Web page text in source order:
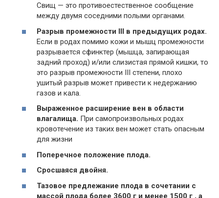
Свищ — это противоестественное сообщение
между двумя соседними полыми органами.
Разрыв промежности III в предыдущих родах.
Если в родах помимо кожи и мышц промежности
разрывается сфинктер (мышца, запирающая
задний проход) и/или слизистая прямой кишки, то
это разрыв промежности III степени, плохо
ушитый разрыв может привести к недержанию
газов и кала.
Выраженное расширение вен в области
влагалища. При самопроизвольных родах
кровотечение из таких вен может стать опасным
для жизни
Поперечное положение плода.
Сросшаяся двойня.
Тазовое предлежание плода в сочетании с
массой плода более 3600 г и менее 1500 г , а